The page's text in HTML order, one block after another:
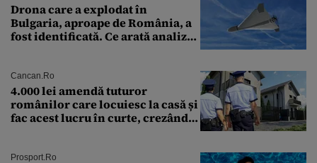
Drona care a explodat în
Bulgaria, aproape de România, a
fost identificată. Ce arată analiza
Cancan.ro
4.000 lei amendă tuturor
românilor care locuiesc la casă și
fac acest lucru în curte, crezând
Prosport.ro